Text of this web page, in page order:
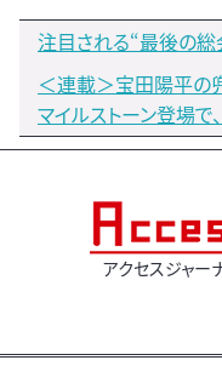
注目される“最後の
＜連載＞宝田陽平の
マイルストーン登場で
アクセスジャ